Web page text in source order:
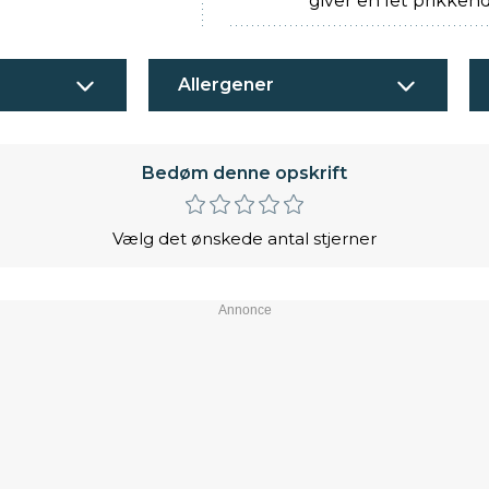
Allergener
Bedøm denne opskrift
Vælg det ønskede antal stjerner